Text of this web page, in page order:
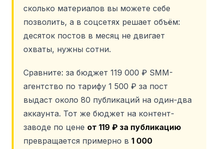
сколько материалов вы можете себе
позволить, а в соцсетях решает объём:
десяток постов в месяц не двигает
охваты, нужны сотни.
Сравните: за бюджет 119 000 ₽ SMM-
агентство по тарифу 1 500 ₽ за пост
выдаст около 80 публикаций на один-два
аккаунта. Тот же бюджет на контент-
заводе по цене от 119 ₽ за публикацию
превращается примерно в 1 000